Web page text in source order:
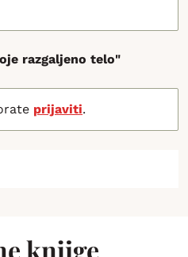
razgaljeno telo"
prijaviti.
knjige